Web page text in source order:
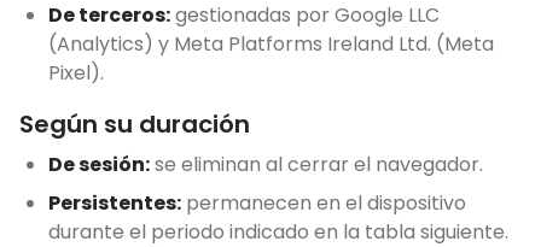
De terceros:gestionadas por Google LLC
(Analytics) y Meta Platforms Ireland Ltd. (Meta
Pixel).
Según su duración
De sesión:se eliminan al cerrar el navegador.
Persistentes: permanecen en el dispositivo
durante el periodo indicado en la tabla siguiente.